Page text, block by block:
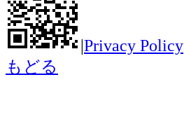
|Privacy Policy
もどる